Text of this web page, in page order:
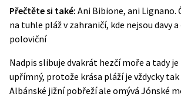
Přečtěte si také: Ani Bibione, ani Lignano.
na tuhle pláž v zahraničí, kde nejsou davy a
poloviční
Nadpis slibuje dvakrát hezčí moře a tady
upřímný, protože krása pláží je vždycky tak
Albánské jižní pobřeží ale omývá Jónské